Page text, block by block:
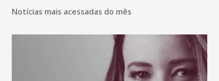
Notícias mais acessadas do mês